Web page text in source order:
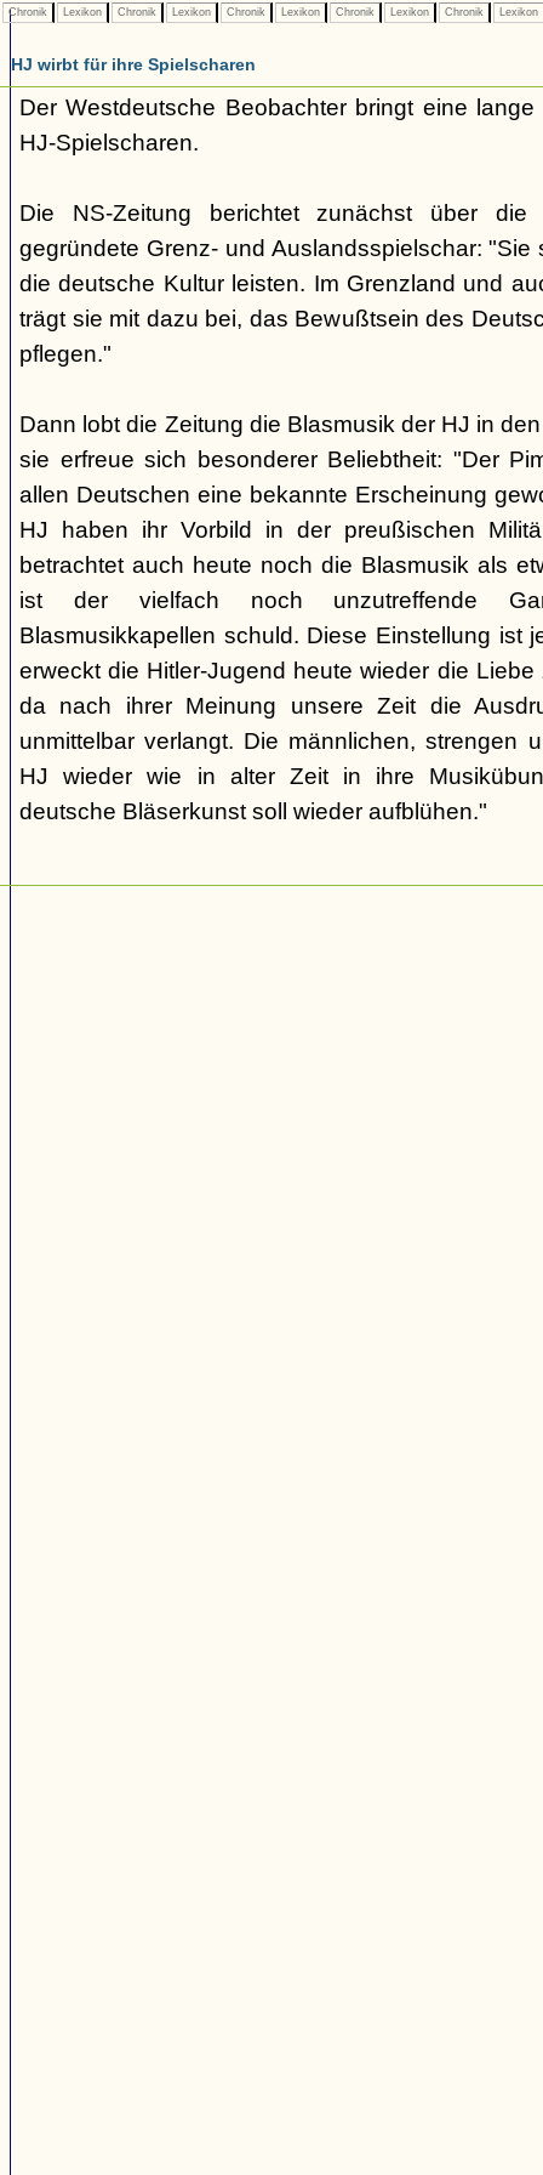
Chronik Lexikon Chronik Lexikon Chronik Lexikon Chronik Lexikon Chronik Lexikon
HJ wirbt für ihre Spielscharen
Der Westdeutsche Beobachter bringt eine
HJ-Spielscharen.
Die NS-Zeitung berichtet zunächst über die
gegründete Grenz- und Auslandsspielschar: "Sie
die deutsche Kultur leisten. Im Grenzland und
trägt sie mit dazu bei, das Bewußtsein des
pflegen."
Dann lobt die Zeitung die Blasmusik der HJ in
sie erfreue sich besonderer Beliebtheit: "Der
allen Deutschen eine bekannte Erscheinung
HJ haben ihr Vorbild in der preußischen
betrachtet auch heute noch die Blasmusik als
ist der vielfach noch unzutreffende
Blasmusikkapellen schuld. Diese Einstellung ist
erweckt die Hitler-Jugend heute wieder die
da nach ihrer Meinung unsere Zeit die
unmittelbar verlangt. Die männlichen, strengen
HJ wieder wie in alter Zeit in ihre
deutsche Bläserkunst soll wieder aufblühen."